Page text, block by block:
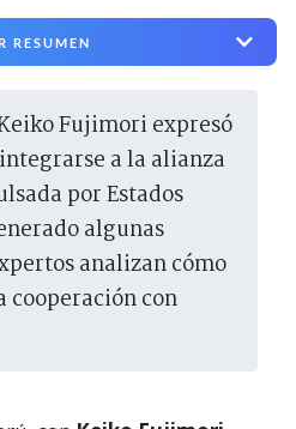
RESUMEN
a la alianza
por Estados
algunas
analizan cómo
con